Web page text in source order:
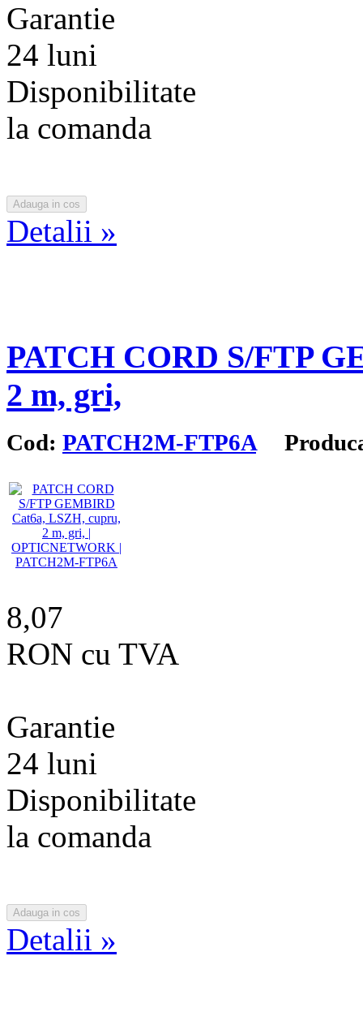
Garantie
24 luni
Disponibilitate
la comanda
Detalii »
PATCH CORD S/FTP
2 m, gri,
Cod: PATCH2M-FTP6A
8,07
RON cu TVA
Garantie
24 luni
Disponibilitate
la comanda
Detalii »